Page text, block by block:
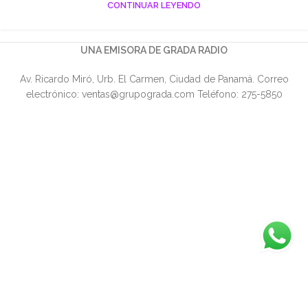
CONTINUAR LEYENDO
UNA EMISORA DE GRADA RADIO
Av. Ricardo Miró, Urb. El Carmen, Ciudad de Panamá. Correo
electrónico: ventas@grupograda.com Teléfono: 275-5850